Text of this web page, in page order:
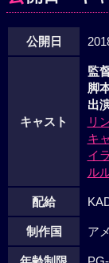
公開日
キャスト
監
脚
出
リ
キ
イ
ル
配給
制作国 ア